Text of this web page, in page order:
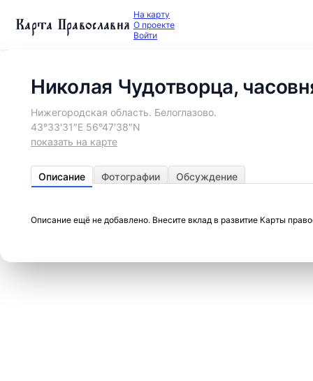
Карта Православия На карту
О проекте
Войти
Николая Чудотворца,
Нижегородская область. Белоглазово.
43°33′31″E 56°47′38″N
показать на карте
Описание Фотографии Обсуждение
Описание ещё не добавлено. Внесите вклад в развитие Карты